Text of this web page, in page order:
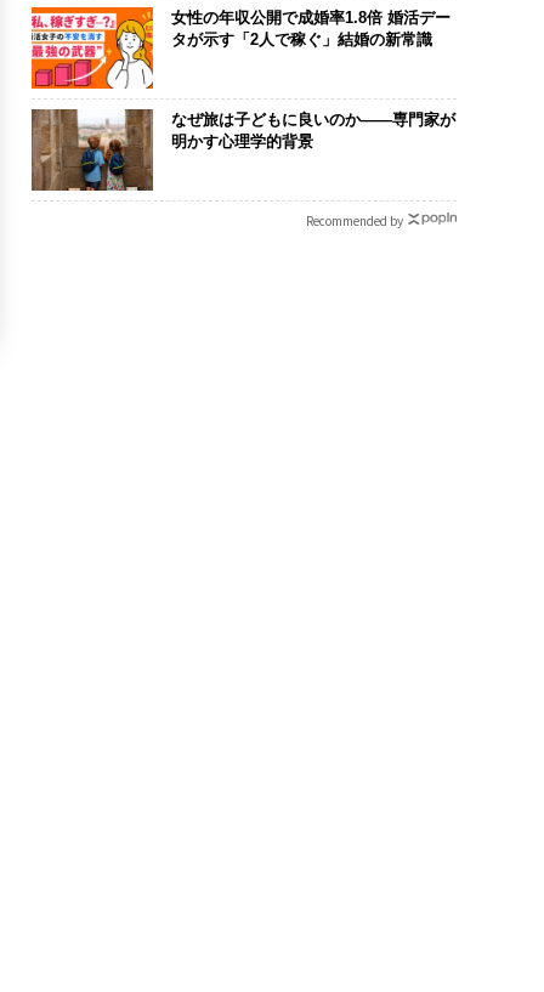
女性の年収公開で成婚率1.8倍 婚活デー
タが示す「2人で稼ぐ」結婚の新常識
なぜ旅は子どもに良いのか——専門家が
明かす心理学的背景
Recommended by